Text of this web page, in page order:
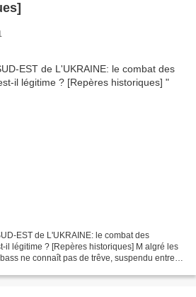
EST de L'UKRAINE: le combat des
il légitime ? [Repères historiques] M algré les
ne connaît pas de trêve, suspendu entre